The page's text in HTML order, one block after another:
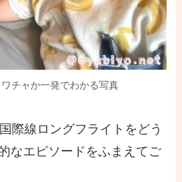
チャか一発でわかる写真
際線ロングフライトをどう
なエピソードをふまえてご